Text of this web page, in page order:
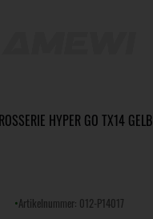
HYPER GO TX14 GELB
•Artikelnummer: 012-P14017